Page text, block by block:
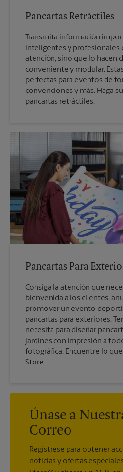
Pancartas Retráctiles
Transmita información
inteligentes y profesionales
atención, sino que lo hacen
conveniente y modular.
perfectas para eventos de
convenciones y más. Haga
pancartas retráctiles.
Pancartas Para
Consiga la atención que
bienvenida a los clientes,
promover un evento
pancartas para exteriores.
necesita para diseñar
jardines con impresión a
fotográfica. Encuentre lo que
Store.
Únase a
Correo
Regístrese para obtener
noticias y ofertas especiales